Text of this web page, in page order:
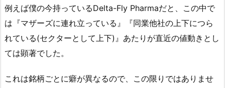
例えば僕の今持っているDelta-Fly Pharmaだと、この中で
は『マザーズに連れ立っている』『同業他社の上下につら
れている(セクターとして上下)』あたりが直近の値動きとし
ては顕著でした。
これは銘柄ごとに癖が異なるので、この限りではありませ